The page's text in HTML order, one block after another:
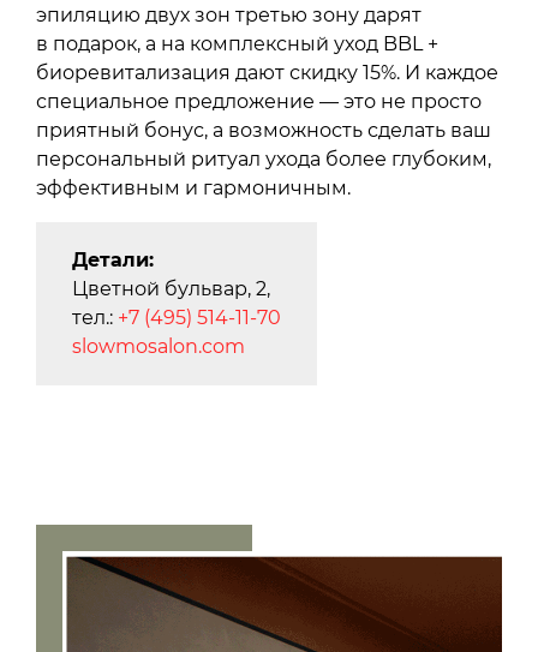
эпиляцию двух зон третью зону дарят
в подарок, а на комплексный уход BBL +
биоревитализация дают скидку 15%. И каждое
специальное предложение — это не просто
приятный бонус, а возможность сделать ваш
персональный ритуал ухода более глубоким,
эффективным и гармоничным.
Детали:
Цветной бульвар, 2,
тел.: +7 (495) 514-11-70
slowmosalon.com